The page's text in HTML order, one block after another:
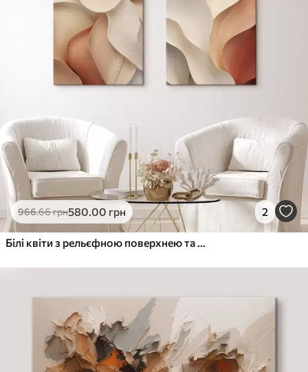
966.66грн580.00 грн 2
Білі квіти з рельєфною поверхнею та ніжними пелюстками на абстрактному тлі